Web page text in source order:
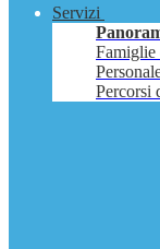
Servizi
Famiglie
Percorsi